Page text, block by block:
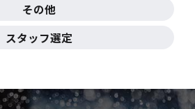
その他
スタッフ選定